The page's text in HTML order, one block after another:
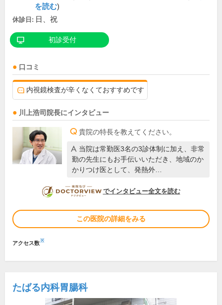
を読む)
休診日: 日、祝
初診受付
口コミ
内視鏡検査が辛くなくておすすめです
川上浩司 院長にインタビュー
貴院の特長を教えてください。
当院は常勤医3名の3診体制に加え、非常
勤の先生にもお手伝いいただき、地域のか
かりつけ医として、発熱外…
DOCTORVIEW
でインタビュー全文を読む
この医院の詳細をみる
アクセス数※
たばる内科胃腸科